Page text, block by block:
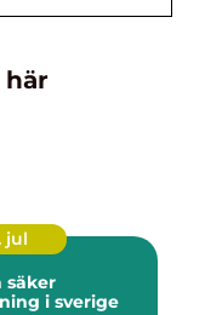
här
jul
säker
i sverige